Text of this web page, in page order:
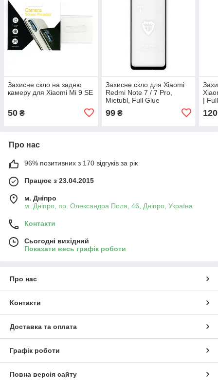
Захисне скло на задню
камеру для Xiaomi Mi 9 SE
50 ₴
Захисне скло для Xiaomi
Redmi Note 7 / 7 Pro,
Mietubl, Full Glue
99₴
|
120
Про нас
96% позитивних з 170 відгуків за рік
Працює з 23.04.2015
м. Дніпро
м. Дніпро, пр. Олександра Поля, 46, Дніпро, Україна
Контакти
Сьогодні вихідний
Показати весь графік роботи
Про нас
Контакти
Доставка та оплата
Графік роботи
Повна версія сайту